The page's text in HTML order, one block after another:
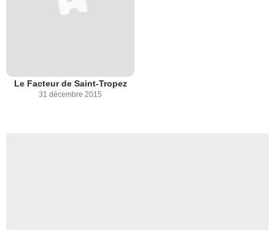
Le Facteur de Saint-Tropez
31 décembre 2015